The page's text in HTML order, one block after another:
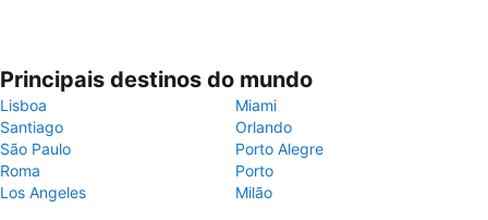
Principais destinos do mundo
Lisboa
Miami
Santiago
Orlando
São Paulo
Porto Alegre
Roma
Porto
Los Angeles
Milão